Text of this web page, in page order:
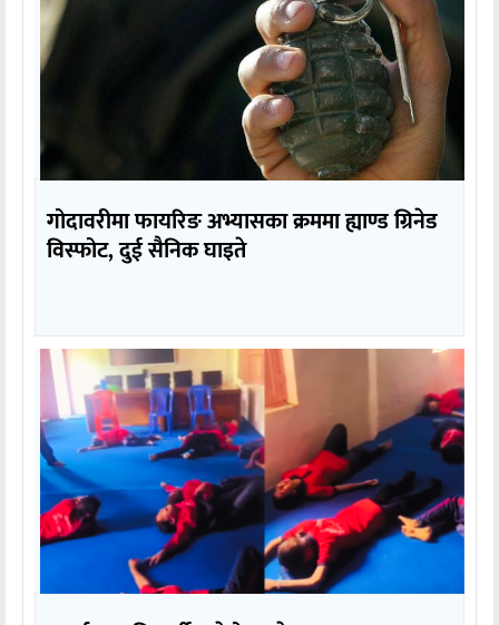
गोदावरीमा फायरिङ अभ्यासका क्रममा ह्याण्ड ग्रिनेड
विस्फोट, दुई सैनिक घाइते